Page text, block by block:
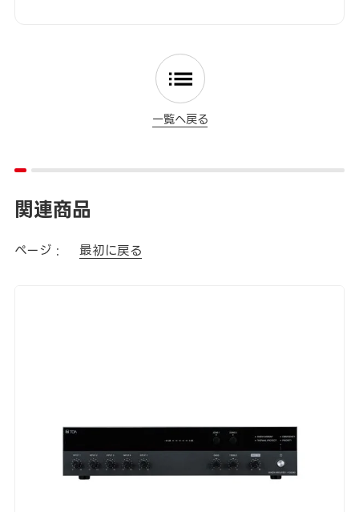
一覧へ戻る
関連商品
ページ : 最初に戻る